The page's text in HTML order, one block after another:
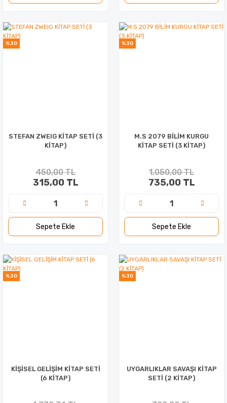
%30
STEFAN ZWEIG KİTAP SETİ (3
KİTAP)
450,00 TL
315,00 TL
Sepete Ekle
%30
M.S 2079 BİLİM KURGU
KİTAP SETİ (3 KİTAP)
1.050,00 TL
735,00 TL
Sepete Ekle
%30
KİŞİSEL GELİŞİM KİTAP SETİ
(6 KİTAP)
%30
UYGARLIKLAR SAVAŞI KİTAP
SETİ (2 KİTAP)